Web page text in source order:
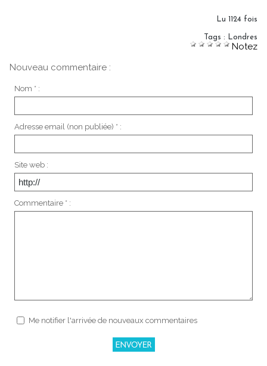
Lu 1124 fois
Tags : Londres
Notez
Nouveau commentaire :
Nom * :
Adresse email (non publiée) * :
Site web :
Commentaire * :
Me notifier l'arrivée de nouveaux commentaires